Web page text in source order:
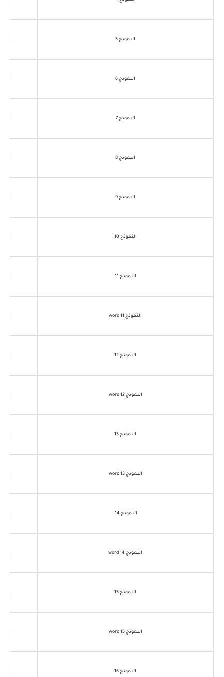
النموذج 5
النموذج 6
النموذج 7
النموذج 8
النموذج 9
النموذج 10
النموذج 11
النموذج 11 word
النموذج 12
النموذج 12 word
النموذج 13
النموذج 13 word
النموذج 14
النموذج 14 word
النموذج 15
النموذج 15 word
النموذج 16